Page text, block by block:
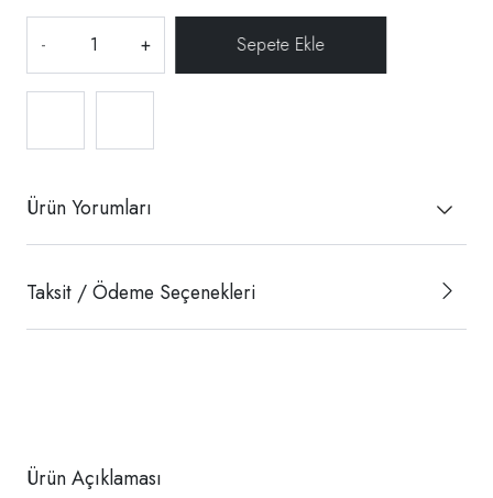
- +
Ürün Yorumları
Taksit / Ödeme Seçenekleri
Ürün Açıklaması